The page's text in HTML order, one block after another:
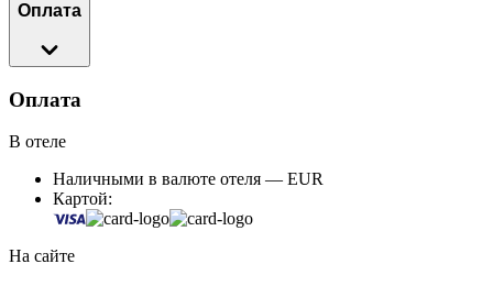
Оплата
Оплата
В отеле
Наличными в валюте отеля — EUR
Картой:
На сайте